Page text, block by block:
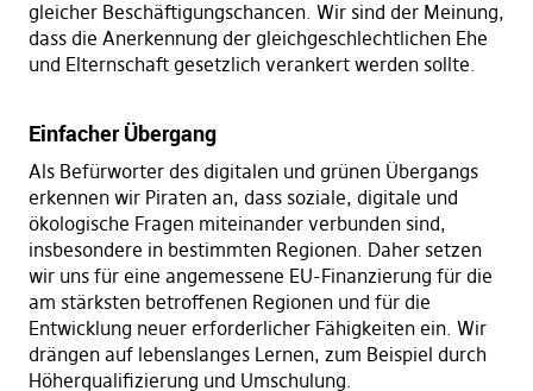
gleicher Beschäftigungschancen. Wir sind der Meinung,
dass die Anerkennung der gleichgeschlechtlichen Ehe
und Elternschaft gesetzlich verankert werden sollte.
Einfacher Übergang
Als Befürworter des digitalen und grünen Übergangs
erkennen wir Piraten an, dass soziale, digitale und
ökologische Fragen miteinander verbunden sind,
insbesondere in bestimmten Regionen. Daher setzen
wir uns für eine angemessene EU-Finanzierung für die
am stärksten betroffenen Regionen und für die
Entwicklung neuer erforderlicher Fähigkeiten ein. Wir
drängen auf lebenslanges Lernen, zum Beispiel durch
Höherqualifizierung und Umschulung.